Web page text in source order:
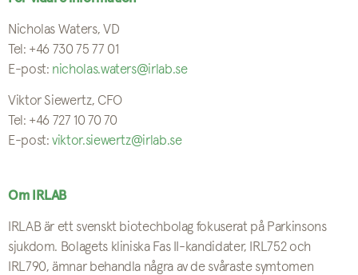
Nicholas Waters, VD
Tel: +46 730 75 77 01
E-post: nicholas.waters@irlab.se
Viktor Siewertz, CFO
Tel: +46 727 10 70 70
E-post:viktor.siewertz@irlab.se
Om IRLAB
IRLAB är ett svenskt biotechbolag fokuserat på Parkinsons
sjukdom. Bolagets kliniska Fas II-kandidater, IRL752 och
IRL790, ämnar behandla några av de svåraste symtomen